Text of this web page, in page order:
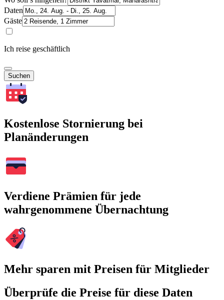
Daten
Gäste
Ich reise geschäftlich
Suchen
Kostenlose Stornierung bei
Planänderungen
Verdiene Prämien für jede
wahrgenommene Übernachtung
Mehr sparen mit Preisen für Mitglieder
Überprüfe die Preise für diese Daten